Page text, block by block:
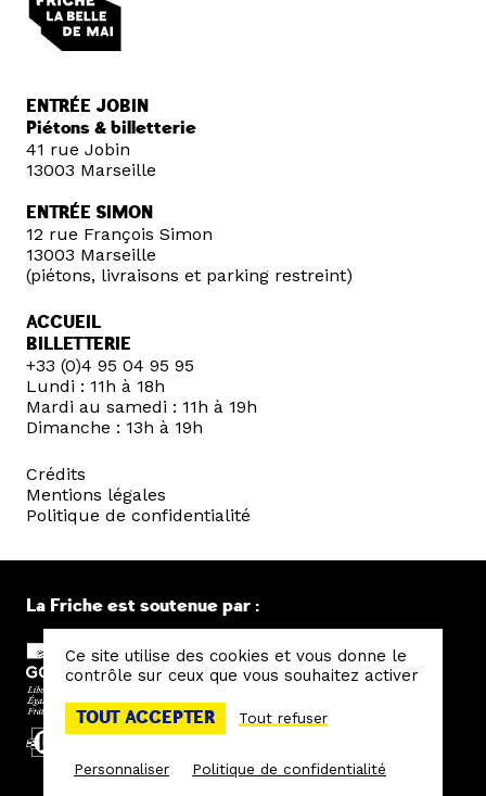
ENTRÉE JOBIN
Piétons & billetterie
41 rue Jobin
13003 Marseille
ENTRÉE SIMON
12 rue François Simon
13003 Marseille
(piétons, livraisons et parking restreint)
ACCUEIL
BILLETTERIE
+33 (0)4 95 04 95 95
Lundi : 11h à 18h
Mardi au samedi : 11h à 19h
Dimanche : 13h à 19h
Crédits
Mentions légales
Politique de confidentialité
La Friche est soutenue par :
Ce site utilise des cookies et vous donne le
contrôle sur ceux que vous souhaitez activer
TOUT ACCEPTER Tout refuser
Personnaliser Politique de confidentialité